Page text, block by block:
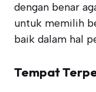
dengan benar
untuk memilih
baik dalam hal
Tempat